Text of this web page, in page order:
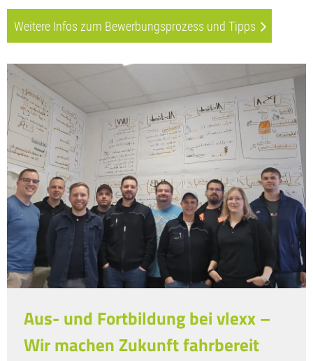
Weitere Infos zum Bewerbungsprozess und Tipps
Aus- und Fortbildung bei vlexx –
Wir machen Zukunft fahrbereit